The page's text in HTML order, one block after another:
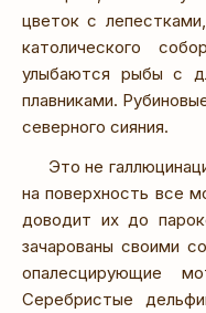
цветок с
католического
улыбаются рыбы с
плавниками.
северного сияния.
Это не
на поверхность все
доводит их до
зачарованы своими
опалесцирующие
Серебристые